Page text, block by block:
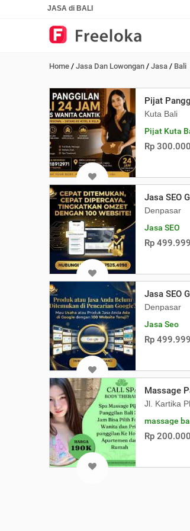
JASA di BALI
Home / Jasa Dan Lowongan / Jasa / Bali
Pijat
Kuta Bali
Pijat Kuta
Rp 300.000
Jasa SEO
Denpasar
Jasa SEO
Rp 499.999
Jasa SEO
Denpasar
Jasa Seo
Rp 499.999
Massage
Jl. Kartika
massage
Rp 200.000